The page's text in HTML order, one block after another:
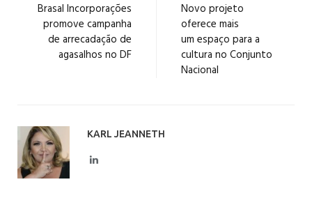
Brasal Incorporações
promove campanha
de arrecadação de
agasalhos no DF
Novo projeto
oferece mais
um espaço para a
cultura no Conjunto
Nacional
KARL JEANNETH
LinkedIn